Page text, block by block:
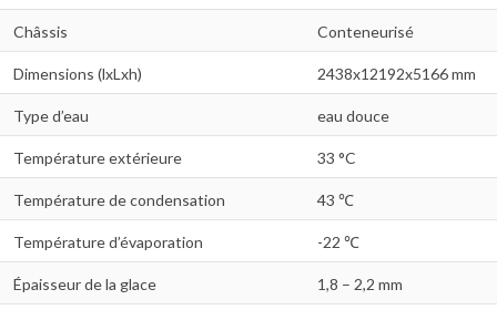
Châssis Conteneurisé
Dimensions (lxLxh) 2438x12192x5166 mm
Type d’eau eau douce
Température extérieure 33 °C
Température de condensation 43 ℃
Température d’évaporation -22 ℃
Épaisseur de la glace 1,8 – 2,2 mm